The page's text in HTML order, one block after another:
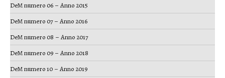
DeM numero 06 – Anno 2015
DeM numero 07 – Anno 2016
DeM numero 08 – Anno 2017
DeM numero 09 – Anno 2018
DeM numero 10 – Anno 2019